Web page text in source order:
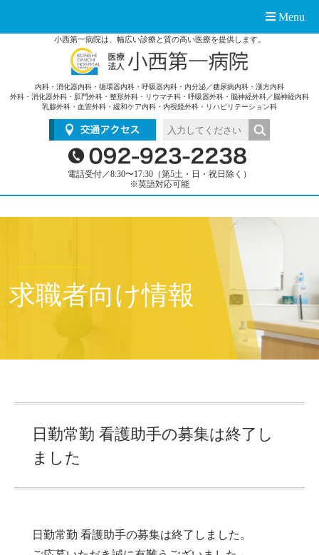
小西第一病院は、幅広い診療と質の高い医療を提供します。
内科・消化器内科・循環器内科・呼吸器内科・内分泌／糖尿病内科・漢方内科
外科・消化器外科・肛門外科・整形外科・リウマチ科・呼吸器外科・脳神経外科／脳神経内科
乳腺外科・血管外科・緩和ケア内科・内視鏡外科・リハビリテーション科
電話受付／8:30〜17:30（第5土・日・祝日除く）
※英語対応可能
Menu
求職者向け情報
日勤常勤 看護助手の募集は終了し
ました
日勤常勤 看護助手の募集は終了しました。